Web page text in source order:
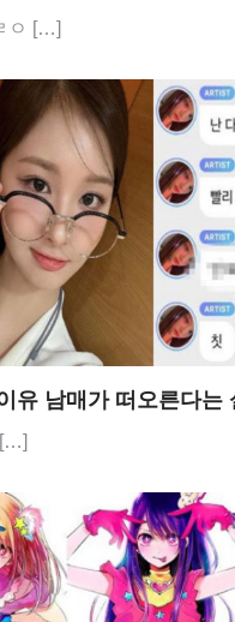
[…]
유 남매가 떠오른다는